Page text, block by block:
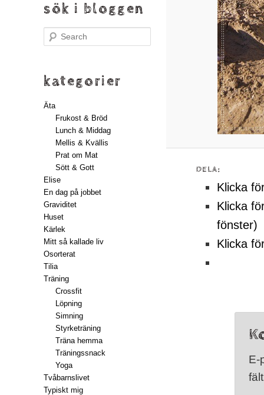
DELA:
Klicka
Klicka
fönster)
Klicka
E-
sök i bloggen
Search
kategorier
Äta
Frukost & Bröd
Lunch & Middag
Mellis & Kvällis
Prat om Mat
Sött & Gott
Elise
En dag på jobbet
Graviditet
Huset
Kärlek
Mitt så kallade liv
Osorterat
Tilia
Träning
Crossfit
Löpning
Simning
Styrketräning
Träna hemma
Träningssnack
Yoga
Tvåbarnslivet
Typiskt mig